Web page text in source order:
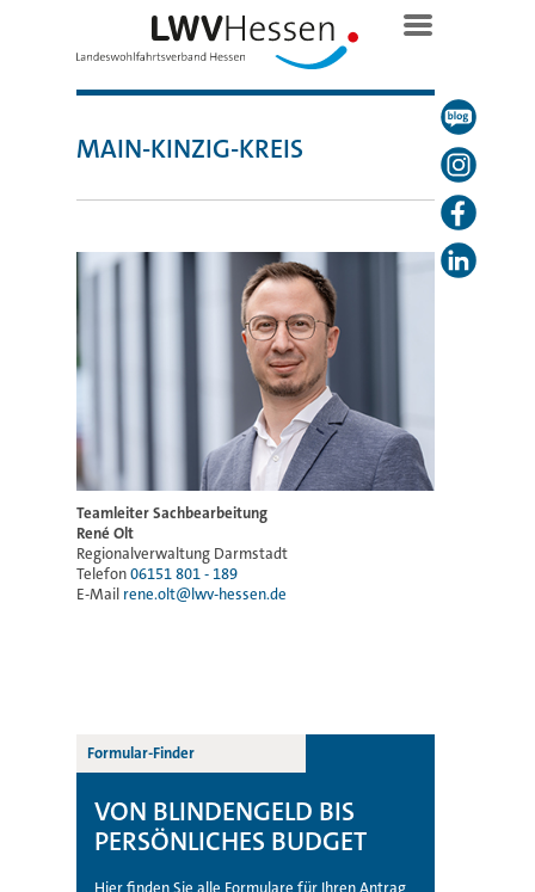
MAIN-KINZIG-KREIS
TeamleiterSachbearbeitung
René Olt
Regionalverwaltung Darmstadt
Telefon06151 801 - 189
E-Mail rene.olt@lwv-hessen.de
Formular-Finder
VON BLINDENGELD BIS
PERSÖNLICHES BUDGET
Hier finden Sie alle Formulare für Ihren Antrag